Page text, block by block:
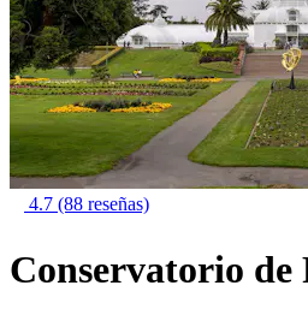
4.7 (88 reseñas)
Conservatorio de